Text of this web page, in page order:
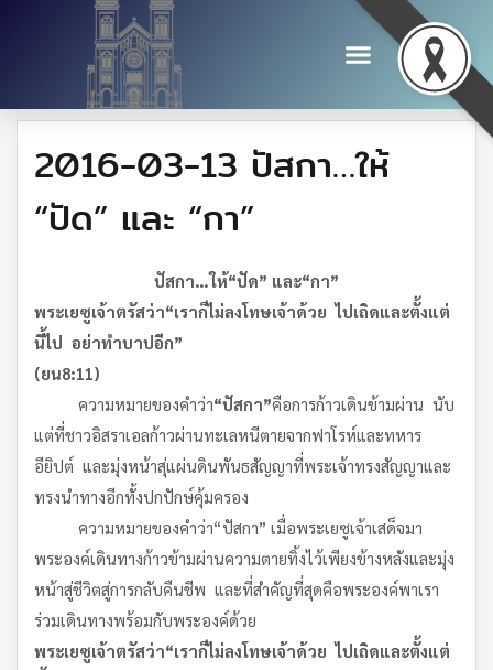
2016-03-13 ปัสกา…ให้
“ปัด” และ “กา”
ปัสกา…ให้“ปัด” และ“กา”
พระเยซูเจ้าตรัสว่า“เราก็ไม่ลงโทษเจ้าด้วย ไปเถิดและตั้งแต่
นี้ไป อย่าทำบาปอีก”
(ยน8:11)
ความหมายของคำว่า“ปัสกา”คือการก้าวเดินข้ามผ่าน นับ
แต่ที่ชาวอิสราเอลก้าวผ่านทะเลหนีตายจากฟาโรห์และทหาร
อียิปต์ และมุ่งหน้าสุ่แผ่นดินพันธสัญญาที่พระเจ้าทรงสัญญาและ
ทรงนำทางอีกทั้งปกปักษ์คุ้มครอง
ความหมายของคำว่า“ปัสกา” เมื่อพระเยซูเจ้าเสด็จมา
พระองค์เดินทางก้าวข้ามผ่านความตายทิ้งไว้เพียงข้างหลังและมุ่ง
หน้าสู่ชีวิตสู่การกลับคืนชีพ และที่สำคัญที่สุดคือพระองค์พาเรา
ร่วมเดินทางพร้อมกับพระองค์ด้วย
พระเยซูเจ้าตรัสว่า“เราก็ไม่ลงโทษเจ้าด้วย ไปเถิดและตั้งแต่